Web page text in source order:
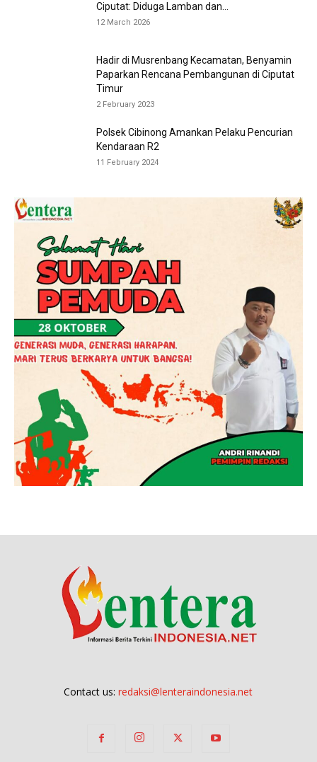
Ciputat: Diduga Lamban dan...
12 March 2026
Hadir di Musrenbang Kecamatan, Benyamin
Paparkan Rencana Pembangunan di Ciputat
Timur
2 February 2023
Polsek Cibinong Amankan Pelaku Pencurian
Kendaraan R2
11 February 2024
Contact us:redaksi@lenteraindonesia.net